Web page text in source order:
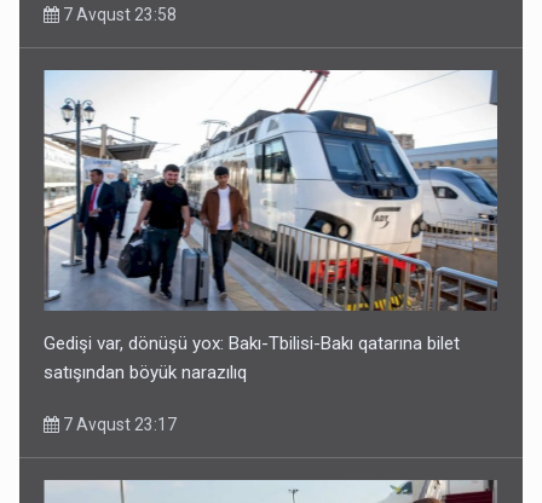
Geri çağırılan səfir Abel Məhərrəmovun oğludur - DOSYE
7 Avqust 14:07
7 Avqust 23:58
Gedişi var, dönüşü yox: Bakı-Tbilisi-Bakı qatarına bilet
satışından böyük narazılıq
7 Avqust 23:17